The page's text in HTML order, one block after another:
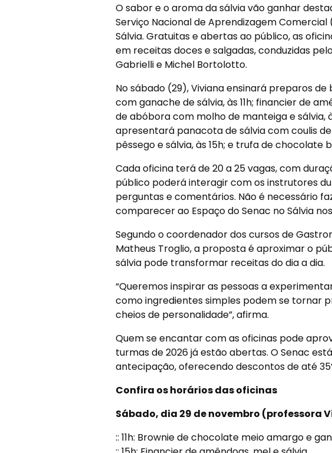
O sabor e o aroma da sálvia vão ganhar
Serviço Nacional de Aprendizagem Comercial
Sálvia. Gratuitas e abertas ao público, as
em receitas doces e salgadas, conduzidas
Gabrielli e Michel Bortolotto.
No sábado (29), Viviana ensinará preparos
com ganache de sálvia, às 11h; financier de
de abóbora com molho de manteiga e sálvia,
apresentará panacota de sálvia com coulis
pêssego e sálvia, às 15h; e trufa de chocolate
Cada oficina terá de 20 a 25 vagas, com
público poderá interagir com os instrutores
perguntas e comentários. Não é necessário
comparecer ao Espaço do Senac no Sálvia
Segundo o coordenador dos cursos de
Matheus Troglio, a proposta é aproximar o
sálvia pode transformar receitas do dia a dia.
“Queremos inspirar as pessoas a
como ingredientes simples podem se tornar
cheios de personalidade”, afirma.
Quem se encantar com as oficinas pode
turmas de 2026 já estão abertas. O Senac
antecipação, oferecendo descontos de até
Confira os horários das oficinas
Sábado, dia 29 de novembro (professora
:: 11h: Brownie de chocolate meio amargo e